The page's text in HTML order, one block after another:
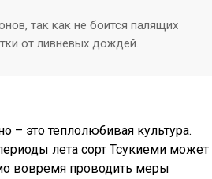
так как не боится палящих
от ливневых дождей.
– это теплолюбивая культура.
лета сорт Тсукиеми может
вовремя проводить меры